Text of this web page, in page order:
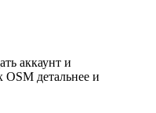
аккаунт и
детальнее и